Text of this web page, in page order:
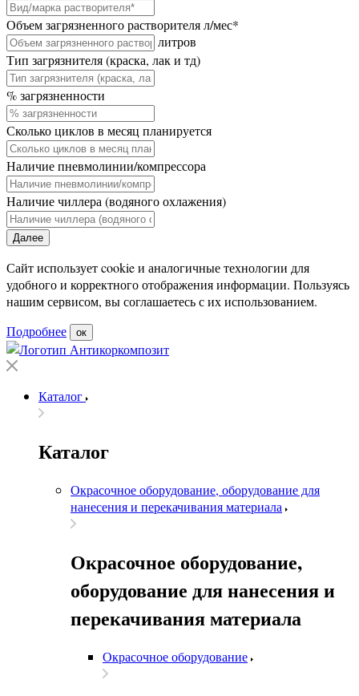
Объем загрязненного растворителя л/мес*
литров
Тип загрязнителя (краска, лак и тд)
% загрязненности
Сколько циклов в месяц планируется
Наличие пневмолинии/компрессора
Наличие чиллера (водяного охлажения)
Далее
Сайт использует cookie и аналогичные технологии для
удобного и корректного отображения информации. Пользуясь
нашим сервисом, вы соглашаетесь с их использованием.
Подробнее
ок
Каталог
Каталог
Окрасочное оборудование, оборудование для
нанесения и перекачивания материала
Окрасочное оборудование,
оборудование для нанесения и
перекачивания материала
Окрасочное оборудование